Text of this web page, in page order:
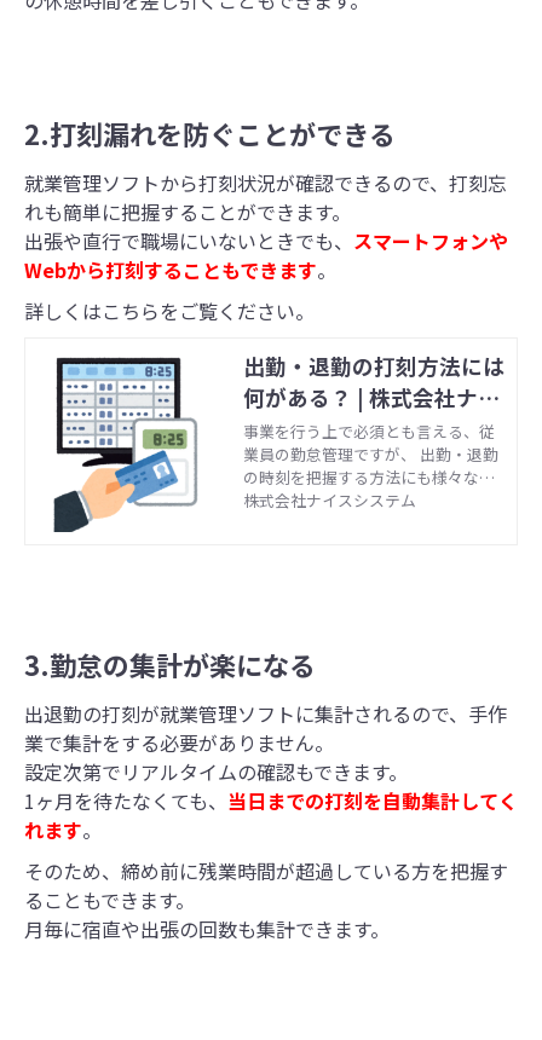
2.打刻漏れを防ぐことができる
就業管理ソフトから打刻状況が確認できるので、打刻忘
れも簡単に把握することができます。
出張や直行で職場にいないときでも、 スマートフォンや
Webから打刻することもできます。
詳しくはこちらをご覧ください。
出勤・退勤の打刻方法には
何がある？ | 株式会社ナイ
スシステム
事業を行う上で必須とも言える、従
業員の勤怠管理ですが、 出勤・退勤
の時刻を把握する方法にも様々な方
法があります。 勤務実態にあわせて
株式会社ナイスシステム
3.勤怠の集計が楽になる
出退勤の打刻が就業管理ソフトに集計されるので、手作
業で集計をする必要がありません。
設定次第でリアルタイムの確認もできます。
1ヶ月を待たなくても、 当日までの打刻を自動集計してく
れます。
そのため、締め前に残業時間が超過している方を把握す
ることもできます。
月毎に宿直や出張の回数も集計できます。